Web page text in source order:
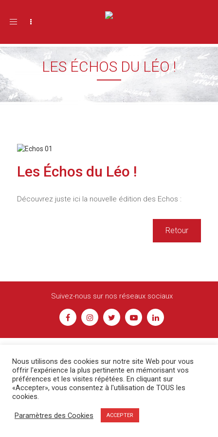
Toggle navigation
LES ÉCHOS DU LÉO !
Les Échos du Léo !
Découvrez juste ici la nouvelle édition des Echos :
Retour
Suivez-nous sur nos réseaux sociaux
© Racing Besançon -Contact-Mentions légales
Nous utilisons des cookies sur notre site Web pour vous
offrir l'expérience la plus pertinente en mémorisant vos
préférences et les visites répétées. En cliquant sur
«Accepter», vous consentez à l'utilisation de TOUS les
cookies.
Paramètres des Cookies ACCEPTER